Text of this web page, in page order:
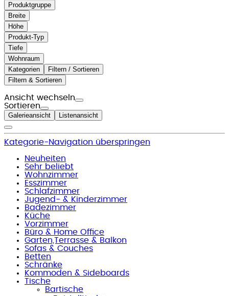
Produktgruppe
Breite
Höhe
Produkt-Typ
Tiefe
Wohnraum
Kategorien
Filtern / Sortieren
Filtern & Sortieren
Ansicht wechseln
Sortieren
Galerieansicht Listenansicht
Kategorie-Navigation überspringen
Neuheiten
Sehr beliebt
Wohnzimmer
Esszimmer
Schlafzimmer
Jugend- & Kinderzimmer
Badezimmer
Küche
Vorzimmer
Büro & Home Office
Garten,Terrasse & Balkon
Sofas & Couches
Betten
Schränke
Kommoden & Sideboards
Tische
Bartische